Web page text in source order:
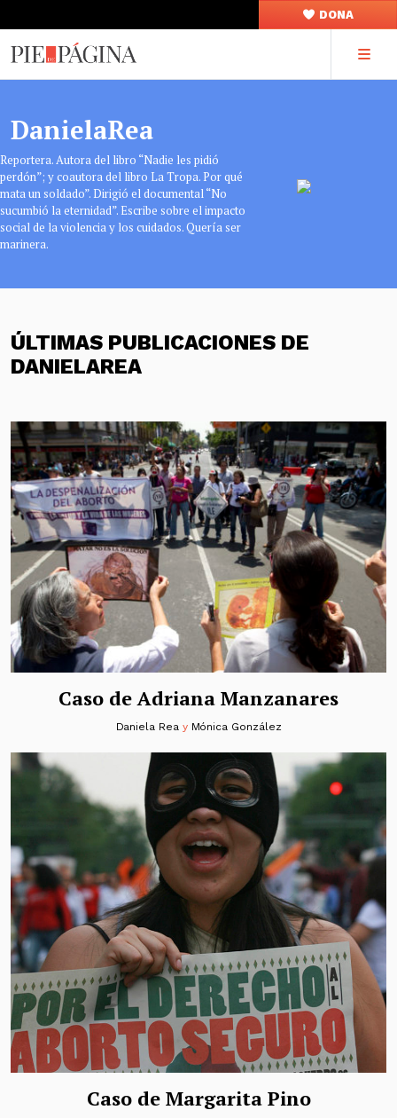
DONA
DanielaRea
Reportera. Autora del libro “Nadie les pidió
perdón”; y coautora del libro La Tropa. Por qué
mata un soldado”. Dirigió el documental “No
sucumbió la eternidad”. Escribe sobre el impacto
social de la violencia y los cuidados. Quería ser
marinera.
ÚLTIMAS PUBLICACIONES DE
DANIELAREA
Caso de Adriana Manzanares
Daniela Rea y Mónica González
Caso de Margarita Pino